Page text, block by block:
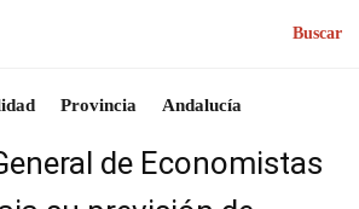
Buscar
Provincia Andalucía
de Economistas